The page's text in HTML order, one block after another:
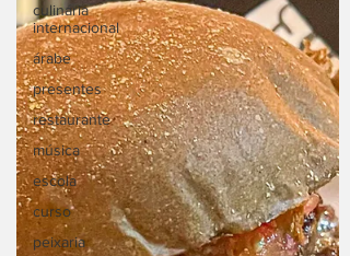
culinária
internacional
árabe
presentes
restaurante
música
escola
curso
peixaria